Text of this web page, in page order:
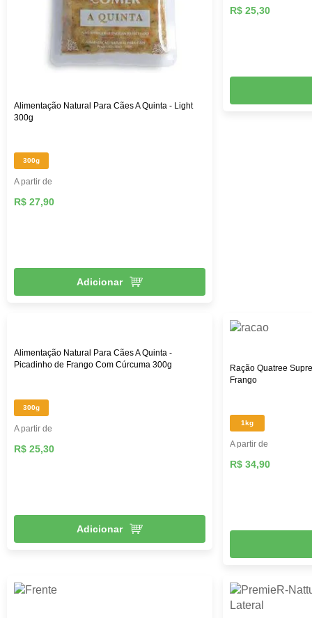
Alimentação Natural Para Cães A Quinta - Light
300g
300g
A partir de
R$ 27,90
Adicionar
R$ 25,30
Alimentação Natural Para Cães A Quinta -
Picadinho de Frango Com Cúrcuma 300g
300g
A partir de
R$ 25,30
Adicionar
Ração Quatree
Frango
1kg
A partir de
R$ 34,90